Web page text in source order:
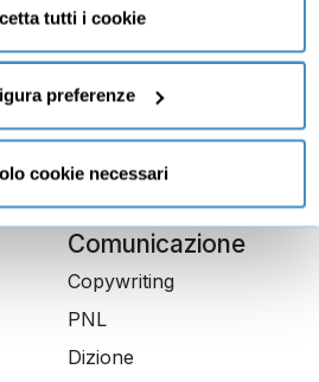
funzionamento del sito.
tutti i cookie
preferenze
cookie necessari
Comunicazione
Copywriting
PNL
Dizione